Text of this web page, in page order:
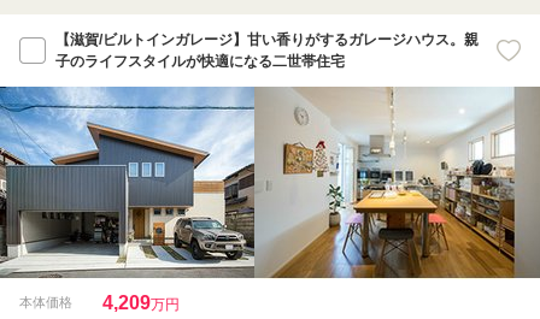
【滋賀/ビルトインガレージ】甘い香りがするガレージハウス。親
子のライフスタイルが快適になる二世帯住宅
本体価格 4,209万円